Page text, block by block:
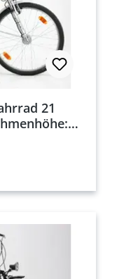
21